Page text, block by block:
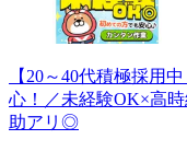
【20～40代積極採用
心！／未経験OK×高
助アリ◎